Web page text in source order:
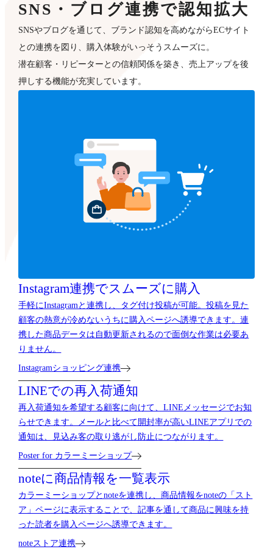
SNS・ブログ連携で認知拡大
SNSやブログを通じて、ブランド認知を高めながらECサイト
との連携を図り、購入体験がいっそうスムーズに。
潜在顧客・リピーターとの信頼関係を築き、売上アップを後
押しする機能が充実しています。
Instagram連携でスムーズに購入
手軽にInstagramと連携し、タグ付け投稿が可能。投稿を見た
顧客の熱意が冷めないうちに購入ページへ誘導できます。連
携した商品データは自動更新されるので面倒な作業は必要あ
りません。
Instagramショッピング連携
LINEでの再入荷通知
再入荷通知を希望する顧客に向けて、LINEメッセージでお知
らせできます。メールと比べて開封率が高いLINEアプリでの
通知は、見込み客の取り逃がし防止につながります。
Poster for カラーミーショップ
noteに商品情報を一覧表示
カラーミーショップとnoteを連携し、商品情報をnoteの「スト
ア」ページに表示することで、記事を通して商品に興味を持
った読者を購入ページへ誘導できます。
noteストア連携